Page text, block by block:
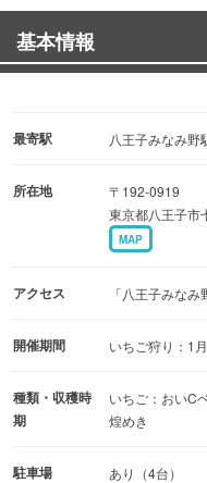
基本情報
最寄駅 八王子みなみ野
所在地
〒192-0919
東京都八王子市
MAP
アクセス 「八王子みな
開催期間 いちご狩り：1
種類・収穫時
期
いちご：おいC
煌めき
駐車場 あり（4台）